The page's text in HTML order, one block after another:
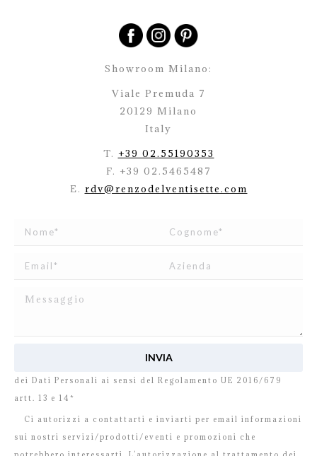
Showroom Milano:
Viale Premuda 7
20129 Milano
Italy
T. +39 02.55190353
F. +39 02.5465487
E. rdv@renzodelventisette.com
dei Dati Personali ai sensi del Regolamento UE 2016/679
artt. 13 e 14*
Ci autorizzi a contattarti e inviarti per email informazioni
sui nostri servizi/prodotti/eventi e promozioni che